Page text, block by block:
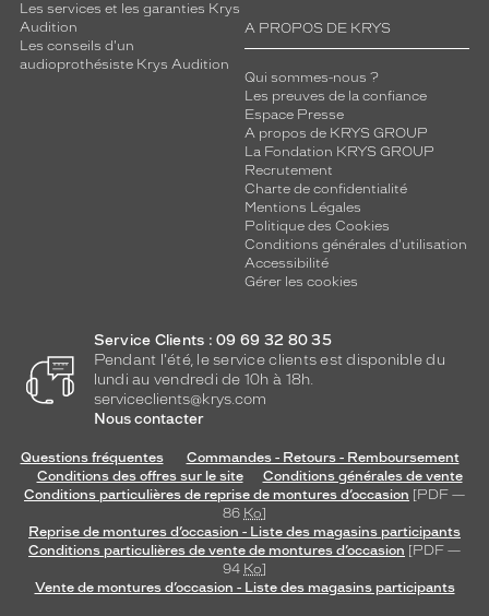
Les services et les garanties Krys
Audition
Les conseils d'un
audioprothésiste Krys Audition
A PROPOS DE KRYS
Qui sommes-nous ?
Les preuves de la confiance
Espace Presse
A propos de KRYS GROUP
La Fondation KRYS GROUP
Recrutement
Charte de confidentialité
Mentions Légales
Politique des Cookies
Conditions générales d'utilisation
Accessibilité
Gérer les cookies
Service Clients : 09 69 32 80 35
Pendant l'été, le service clients est disponible du
lundi au vendredi de 10h à 18h.
serviceclients@krys.com
Nous contacter
Questions fréquentes
Commandes - Retours - Remboursement
Conditions des offres sur le site
Conditions générales de vente
Conditions particulières de reprise de montures d’occasion [PDF —
86 Ko]
Reprise de montures d’occasion - Liste des magasins participants
Conditions particulières de vente de montures d’occasion [PDF —
94 Ko]
Vente de montures d’occasion - Liste des magasins participants